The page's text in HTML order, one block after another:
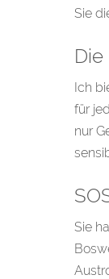
Sie
Ich
für
nur
Sie